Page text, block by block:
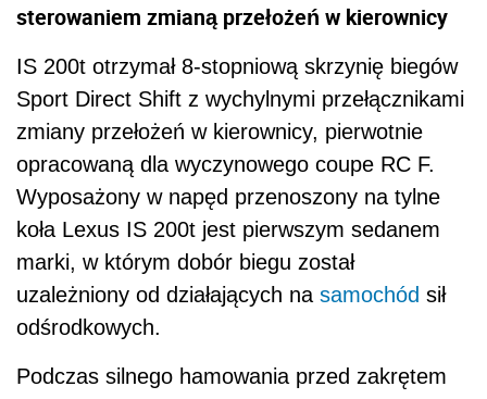
sterowaniem zmianą przełożeń w kierownicy
IS 200t otrzymał 8-stopniową skrzynię biegów
Sport Direct Shift z wychylnymi przełącznikami
zmiany przełożeń w kierownicy, pierwotnie
opracowaną dla wyczynowego coupe RC F.
Wyposażony w napęd przenoszony na tylne
koła Lexus IS 200t jest pierwszym sedanem
marki, w którym dobór biegu został
uzależniony od działających na samochód sił
odśrodkowych.
Podczas silnego hamowania przed zakrętem